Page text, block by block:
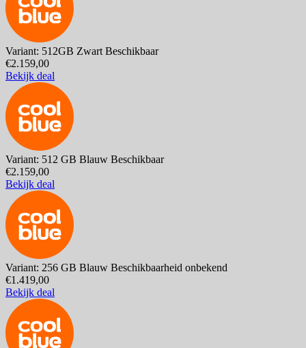
Variant: 512GB Zwart Beschikbaar
€2.159,00
Bekijk deal
Variant: 512 GB Blauw Beschikbaar
€2.159,00
Bekijk deal
Variant: 256 GB Blauw Beschikbaarheid onbekend
€1.419,00
Bekijk deal